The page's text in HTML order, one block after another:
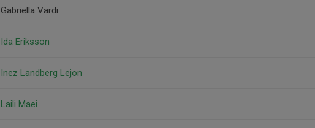
Gabriella Vardi
Ida Eriksson
Inez Landberg Lejon
Laili Maei